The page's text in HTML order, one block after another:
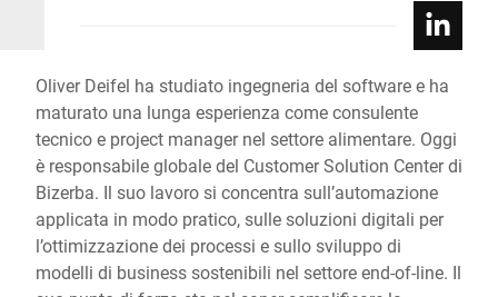
Oliver Deifel ha studiato ingegneria del software e ha
maturato una lunga esperienza come consulente
tecnico e project manager nel settore alimentare. Oggi
è responsabile globale del Customer Solution Center di
Bizerba. Il suo lavoro si concentra sull’automazione
applicata in modo pratico, sulle soluzioni digitali per
l’ottimizzazione dei processi e sullo sviluppo di
modelli di business sostenibili nel settore end-of-line. Il